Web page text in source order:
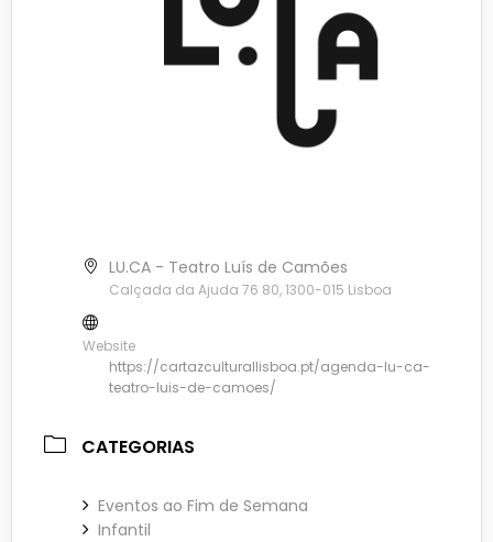
LU.CA - Teatro Luís de Camões
Calçada da Ajuda 76 80, 1300-015 Lisboa
Website
https://cartazculturallisboa.pt/agenda-lu-ca-
teatro-luis-de-camoes/
CATEGORIAS
Eventos ao Fim de Semana
Infantil